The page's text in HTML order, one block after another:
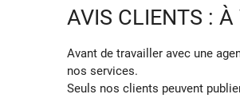
AVIS CLIENTS : À
Avant de travailler avec une
nos services.
Seuls nos clients peuvent